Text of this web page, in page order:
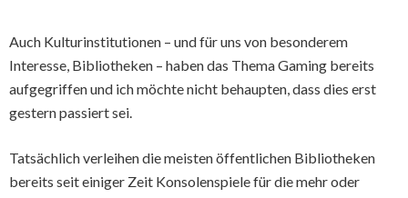
Auch Kulturinstitutionen – und für uns von besonderem
Interesse, Bibliotheken – haben das Thema Gaming bereits
aufgegriffen und ich möchte nicht behaupten, dass dies erst
gestern passiert sei.
Tatsächlich verleihen die meisten öffentlichen Bibliotheken
bereits seit einiger Zeit Konsolenspiele für die mehr oder